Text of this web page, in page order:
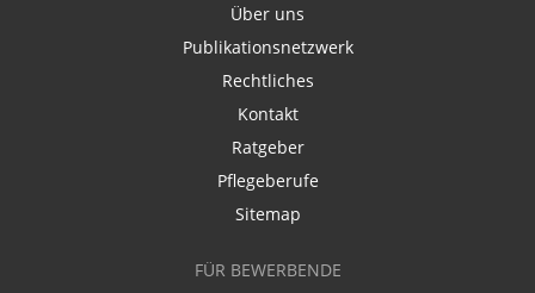
Über uns
Publikationsnetzwerk
Rechtliches
Kontakt
Ratgeber
Pflegeberufe
Sitemap
FÜR BEWERBENDE